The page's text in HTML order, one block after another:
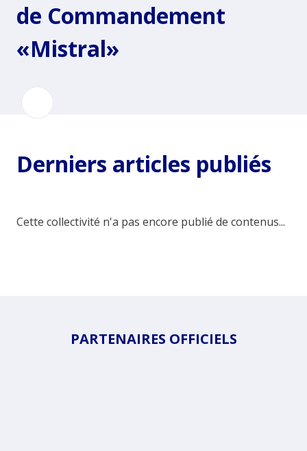
de Commandement
«Mistral»
Derniers articles publiés
Cette collectivité n'a pas encore publié de contenus...
PARTENAIRES OFFICIELS